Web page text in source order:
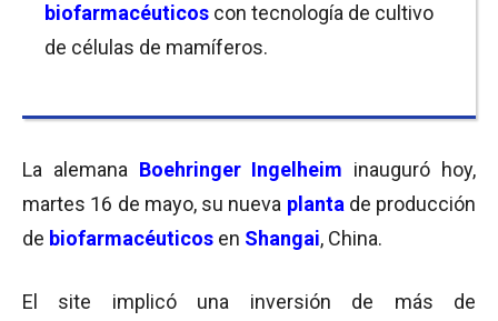
biofarmacéuticos con tecnología de cultivo
de células de mamíferos.
La alemana Boehringer Ingelheim inauguró hoy,
martes 16 de mayo, su nueva planta de producción
de biofarmacéuticos en Shangai, China.
El site implicó una inversión de más de